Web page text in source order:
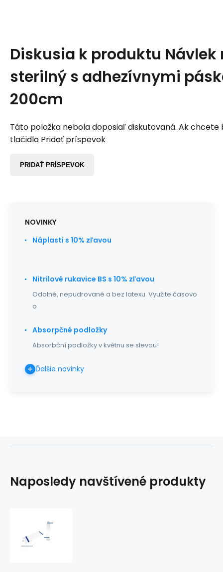
Diskusia k produktu Návlek
sterilný s adhezívnymi
200cm
Táto položka nebola doposiaľ diskutovaná. Ak chcete
tlačidlo Pridať príspevok
PRIDAŤ PRÍSPEVOK
NOVINKY
Náplasti s 10% zľavou
Nitrilové rukavice BS s 10% zľavou
Odolné, nepudrované a bez latexu. Využite časovo
o
Absorpčné podložky
Absorbční podložky v květnu se slevou!
Ďalšie novinky
Naposledy navštívené produkty